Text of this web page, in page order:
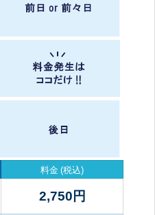
料金 (税込)
2,750 円